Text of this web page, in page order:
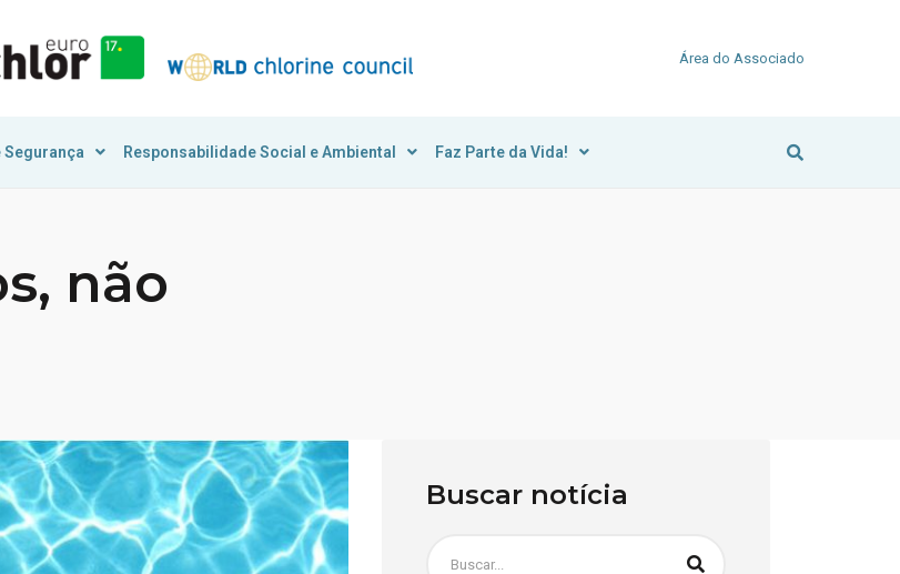
Área do Associado
Segurança Responsabilidade Social e Ambiental Faz Parte da Vida!
não
Buscar notícia